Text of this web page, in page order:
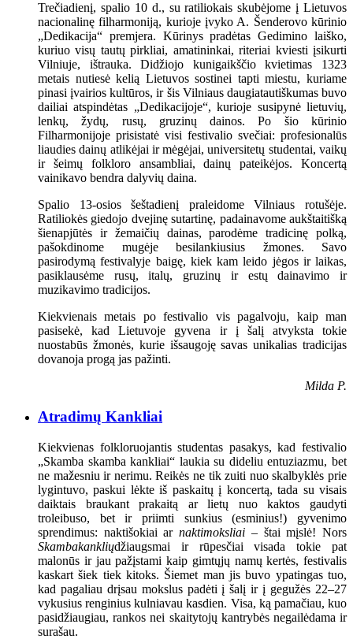
Trečiadienį, spalio 10 d., su ratiliokais skubėjome į Lietuvos
nacionalinę filharmoniją, kurioje įvyko A. Šenderovo kūrinio
„Dedikacija“ premjera. Kūrinys pradėtas Gedimino laiško,
kuriuo visų tautų pirkliai, amatininkai, riteriai kviesti įsikurti
Vilniuje, ištrauka. Didžiojo kunigaikščio kvietimas 1323
metais nutiesė kelią Lietuvos sostinei tapti miestu, kuriame
pinasi įvairios kultūros, ir šis Vilniaus daugiatautiškumas buvo
dailiai atspindėtas „Dedikacijoje“, kurioje susipynė lietuvių,
lenkų, žydų, rusų, gruzinų dainos. Po šio kūrinio
Filharmonijoje prisistatė visi festivalio svečiai: profesionalūs
liaudies dainų atlikėjai ir mėgėjai, universitetų studentai, vaikų
ir šeimų folkloro ansambliai, dainų pateikėjos. Koncertą
vainikavo bendra dalyvių daina.
Spalio 13-osios šeštadienį praleidome Vilniaus rotušėje.
Ratiliokės giedojo dvejinę sutartinę, padainavome aukštaitišką
šienapjūtės ir žemaičių dainas, parodėme tradicinę polką,
pašokdinome mugėje besilankiusius žmones. Savo
pasirodymą festivalyje baigę, kiek kam leido jėgos ir laikas,
pasiklausėme rusų, italų, gruzinų ir estų dainavimo ir
muzikavimo tradicijos.
Kiekvienais metais po festivalio vis pagalvoju, kaip man
pasisekė, kad Lietuvoje gyvena ir į šalį atvyksta tokie
nuostabūs žmonės, kurie išsaugoję savas unikalias tradicijas
dovanoja progą jas pažinti.
Milda P.
Atradimų Kankliai
Kiekvienas folkloruojantis studentas pasakys, kad festivalio
„Skamba skamba kankliai“ laukia su dideliu entuziazmu, bet
ne mažesniu ir nerimu. Reikės ne tik zuiti nuo skalbyklės prie
lygintuvo, paskui lėkte iš paskaitų į koncertą, tada su visais
daiktais braukant prakaitą ar lietų nuo kaktos gaudyti
troleibuso, bet ir priimti sunkius (esminius!) gyvenimo
sprendimus: naktišokiai arnaktimoksliai – štai mįslė! Nors
Skambakankliųdžiaugsmai ir rūpesčiai visada tokie pat
malonūs ir jau pažįstami kaip gimtųjų namų kertės, festivalis
kaskart šiek tiek kitoks. Šiemet man jis buvo ypatingas tuo,
kad pagaliau drįsau mokslus padėti į šalį ir į gegužės 22–27
vykusius renginius kulniavau kasdien. Visa, ką pamačiau, kuo
pasidžiaugiau, rankos nei skaitytojų kantrybės negailėdama ir
surašau.